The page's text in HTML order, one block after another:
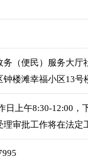
务（便民）服务大
楼滩幸福小区13号
日上午8:30-12:00，
理审批工作将在法定